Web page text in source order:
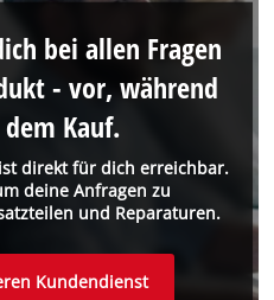
direkt für dich erreichbar.
deine Anfragen zu
und Reparaturen.
bei allen Fragen
- vor, während
Kauf.
Kundendienst